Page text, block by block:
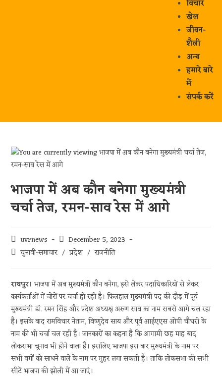
विचार
खेल
जीवन-
शैली
अन्य
हमारे बारे
में
संपर्क करें
भाजपा में अब कौन बनेगा मुख्यमंत्री
चर्चा तेज, रमन-साव रेस में आगे
uvrnews
December 5, 2023
चुनावी-समाचार / प्रदेश / राजनीति
रायपुर। भाजपा में अब मुख्यमंत्री कौन बनेगा, इसे लेकर पदाधिकारियों से लेकर
कार्यकर्ताओं में जोरों पर चर्चा हो रही है। फिलहाल मुख्यमंत्री पद की दौड़ में पूर्व
मुख्यमंत्री डॉ. रमन सिंह और प्रदेश अध्यक्ष अरुण साव का नाम सबसे आगे चल रहा
है। इसके बाद रामविचार नेताम, विष्णुदेव साय और पूर्व आईएएस ओपी चौधरी के
नाम की भी चर्चा चल रही है। जानकारों का कहना है कि आगामी छह माह बाद
लोकसभा चुनाव भी होने वाला है। इसलिए भाजपा इस बार मुख्यमंत्री के नाम पर
सभी वर्गों को साधने वाले के नाम पर मुहर लगा सकती है। ताकि लोकसभा की सभी
सीटें भाजपा की झोली में आ जाएं।